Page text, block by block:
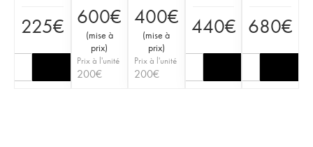
225€ 600€
(mise à
prix)
Prix à l'unité
200€
400€
(mise à
prix)
Prix à l'unité
200€
440€ 680€